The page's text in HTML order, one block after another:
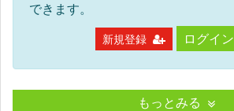
できます。
新規登録 ログイン
もっとみる